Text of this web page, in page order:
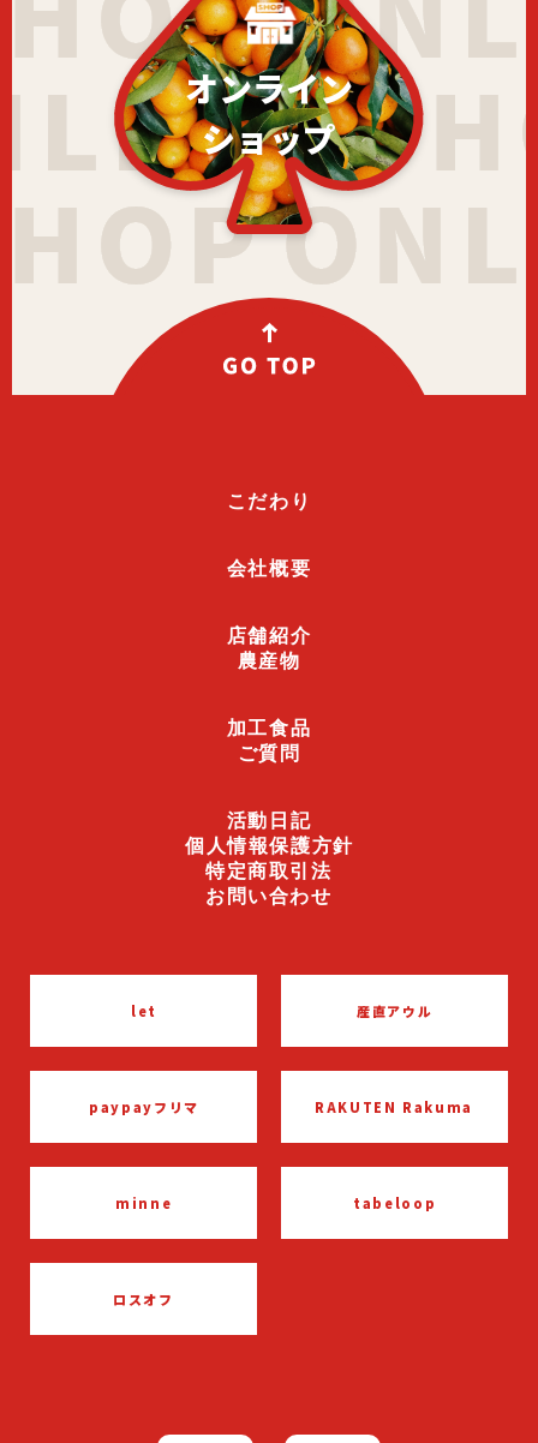
オンライン
ショップ
こだわり
会社概要
店舗紹介
農産物
加工食品
ご質問
活動日記
個人情報保護方針
特定商取引法
お問い合わせ
let 産直アウル
paypayフリマ RAKUTEN Rakuma
minne tabeloop
ロスオフ